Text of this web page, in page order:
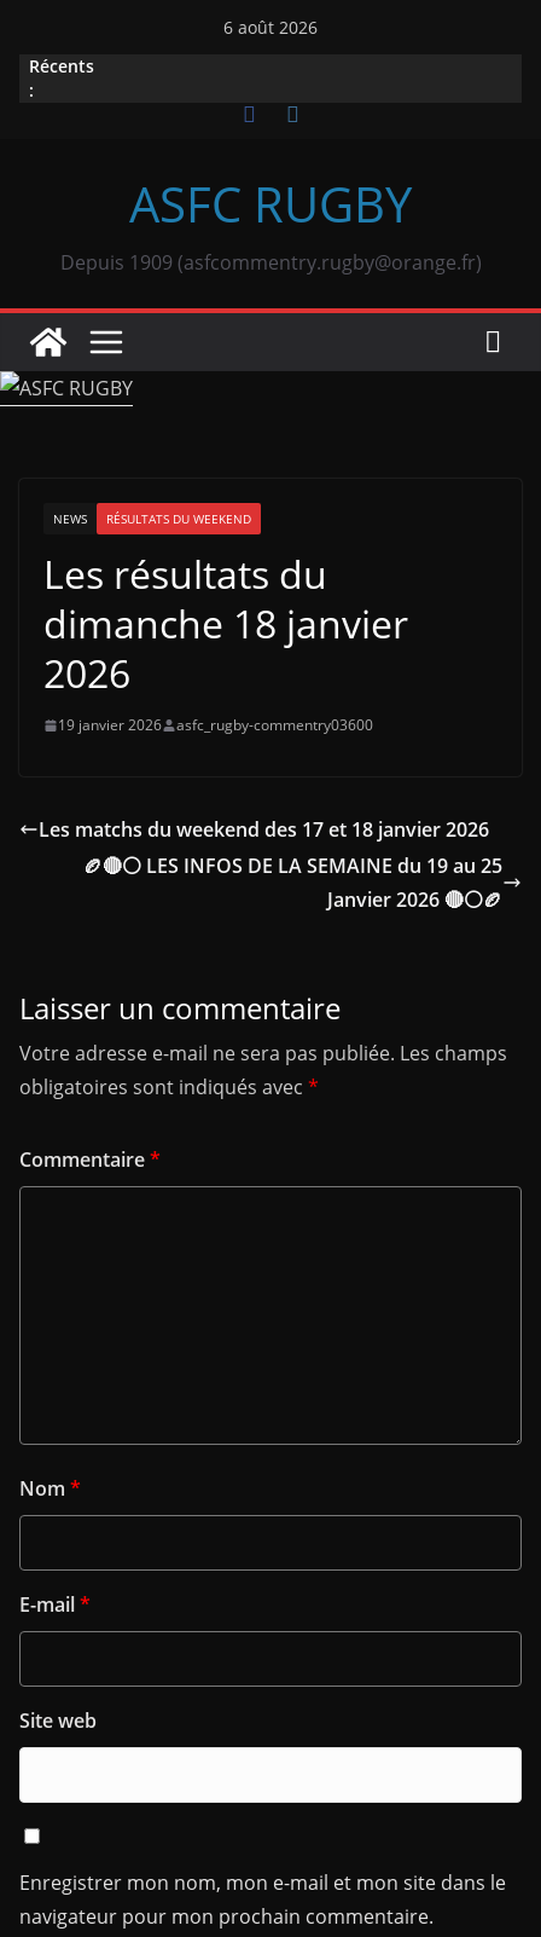
contenu
6 août 2026
Récents
:
ASFC RUGBY
Depuis 1909 (asfcommentry.rugby@orange.fr)
NEWS RÉSULTATS DU WEEKEND
Les résultats du
dimanche 18 janvier
2026
19 janvier 2026 asfc_rugby-commentry03600
Les matchs du weekend des 17 et 18 janvier 2026
🏉🔴⚪ LES INFOS DE LA SEMAINE du 19 au 25
Janvier 2026 🔴⚪🏉
Laisser un commentaire
Votre adresse e-mail ne sera pas publiée. Les champs
obligatoires sont indiqués avec *
Commentaire*
Nom *
E-mail*
Site web
Enregistrer mon nom, mon e-mail et mon site dans le
navigateur pour mon prochain commentaire.